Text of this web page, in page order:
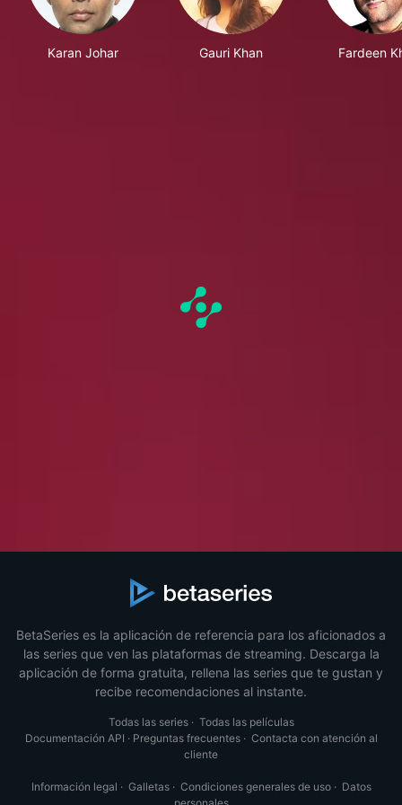
Karan Johar Gauri Khan Fardeen
BetaSeries es la aplicación de referencia para los aficionados a
las series que ven las plataformas de streaming. Descarga la
aplicación de forma gratuita, rellena las series que te gustan y
recibe recomendaciones al instante.
Todas las series· Todas las películas
Documentación API · Preguntas frecuentes· Contacta con atención al
cliente
Información legal · Galletas· Condiciones generales de uso· Datos
personales